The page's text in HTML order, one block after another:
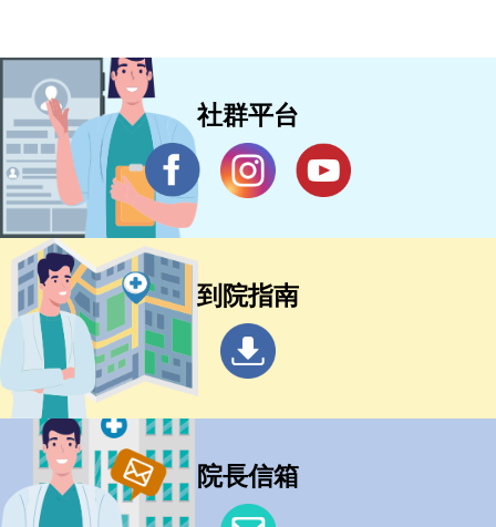
社群平台
到院指南
院長信箱